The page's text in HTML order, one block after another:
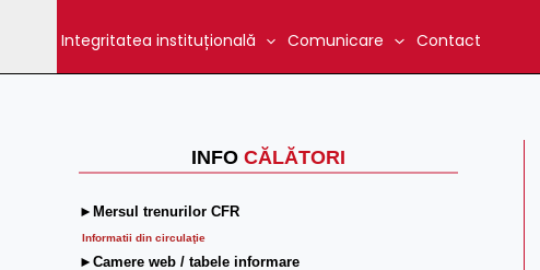
Integritatea instituțională Comunicare Contact
INFO CĂLĂTORI
►Mersul trenurilor CFR
Informatii din circulaţie
►Camere web / tabele informare